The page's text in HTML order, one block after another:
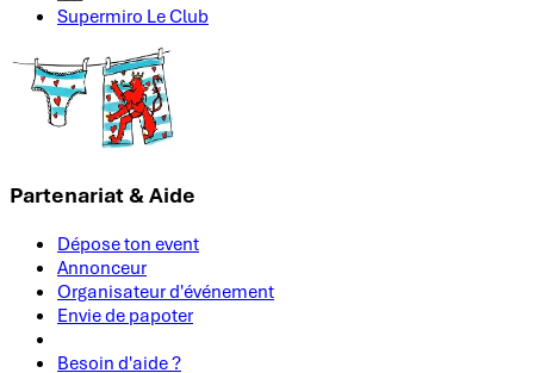
Supermiro Le Club
Partenariat & Aide
Dépose ton event
Annonceur
Organisateur d'événement
Envie de papoter
Besoin d'aide ?